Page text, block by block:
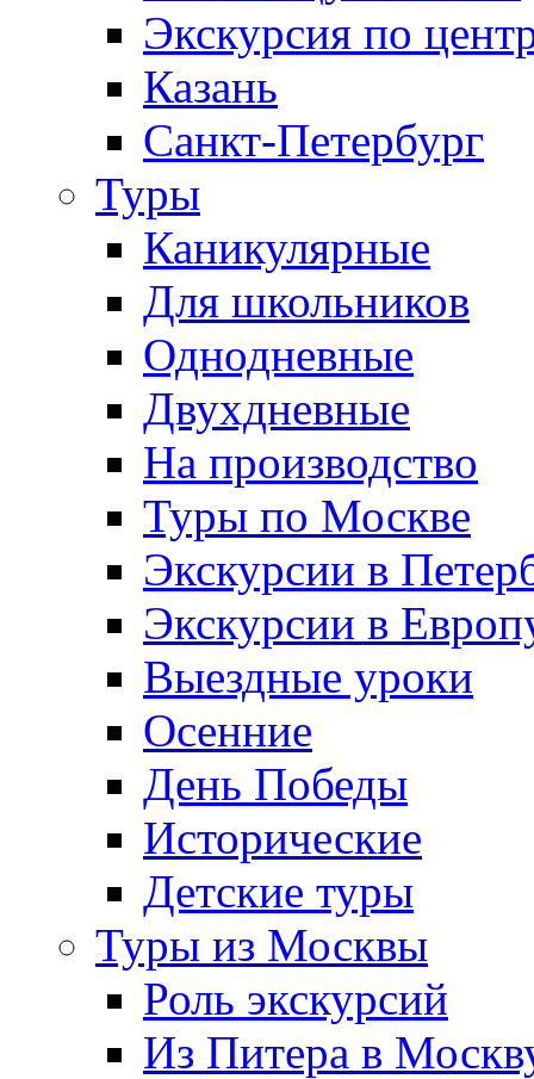
Экскурсия по
Казань
Санкт-Петербург
Туры
Каникулярные
Для школьников
Однодневные
Двухдневные
На производство
Туры по Москве
Экскурсии в
Экскурсии в
Выездные уроки
Осенние
День Победы
Исторические
Детские туры
Туры из Москвы
Роль экскурсий
Из Питера в